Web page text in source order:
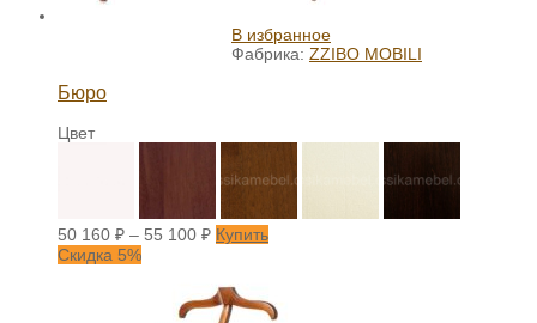
В избранное
Фабрика: ZZIBO MOBILI
Бюро
Цвет
50 160 ₽ – 55 100 ₽ Купить
Скидка 5%